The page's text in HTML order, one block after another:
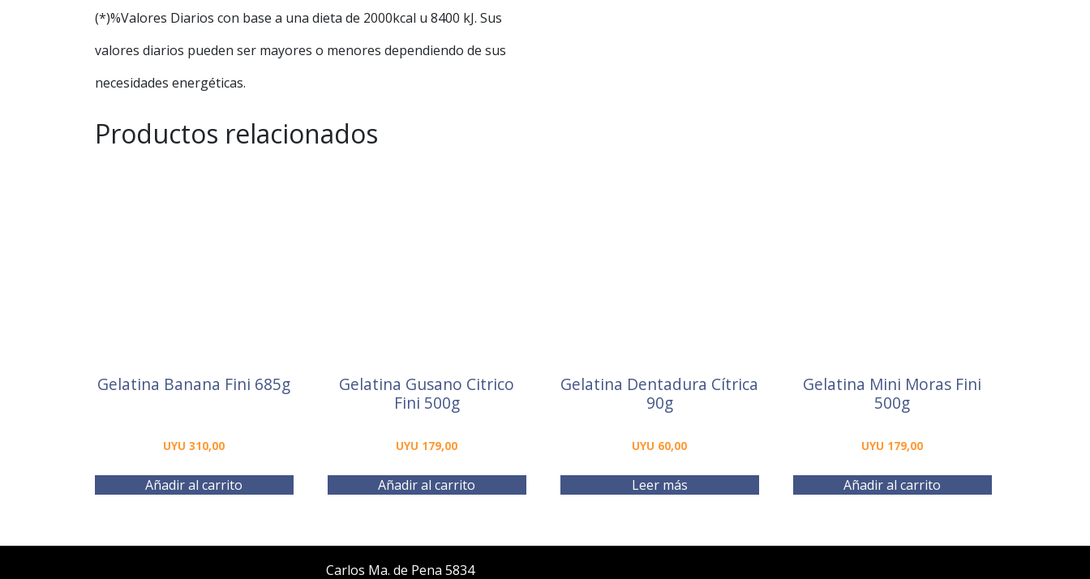
(*)%Valores Diarios con base a una dieta de 2000kcal u 8400 kJ. Sus
valores diarios pueden ser mayores o menores dependiendo de sus
necesidades energéticas.
Productos relacionados
Gelatina Banana Fini 685g
UYU310,00
Añadir al carrito
Gelatina Gusano Citrico
Fini 500g
UYU 179,00
Añadir al carrito
Gelatina Dentadura Cítrica
90g
UYU 60,00
Leer más
Gelatina Mini Moras Fini
500g
UYU 179,00
Añadir al carrito
Carlos Ma. de Pena 5834